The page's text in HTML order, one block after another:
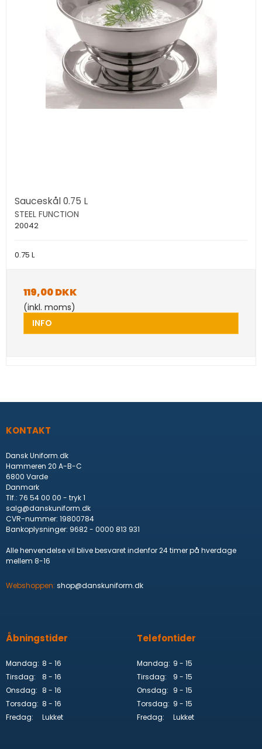
Sauceskål 0.75 L
STEEL FUNCTION
20042
0.75 L
119,00 DKK
(inkl. moms)
INFO
KONTAKT
Dansk Uniform.dk
Hammeren 20 A-B-C
6800 Varde
Danmark
Tlf.: 76 54 00 00 - tryk 1
salg@danskuniform.dk
CVR-nummer: 19800784
Bankoplysninger: 9682 - 0000 813 931
Alle henvendelse vil blive besvaret indenfor 24 timer på hverdage
mellem 8-16
Webshoppen: shop@danskuniform.dk
Åbningstider
Mandag: 8 - 16
Tirsdag:
8 - 16
Onsdag: 8 - 16
Torsdag: 8 - 16
Fredag:
Lukket
Telefontider
Mandag: 9 - 15
Tirsdag:
9 - 15
Onsdag: 9 - 15
Torsdag: 9 - 15
Fredag:
Lukket